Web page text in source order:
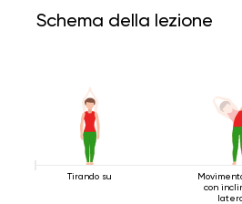
Schema della lezione
Tirando su
con